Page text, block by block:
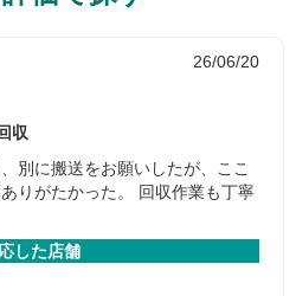
26/06/20
収
別に搬送をお願いしたが、ここ
りがたかった。 回収作業も丁寧
した店舗